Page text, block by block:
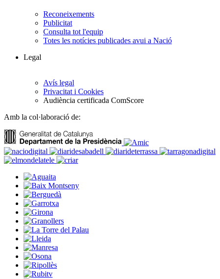
Reconeixements
Publicitat
Consulta tot l'equip
Totes les notícies publicades avui a Nació
Legal
Avís legal
Privacitat i Cookies
Audiència certificada ComScore
Amb la col·laboració de: